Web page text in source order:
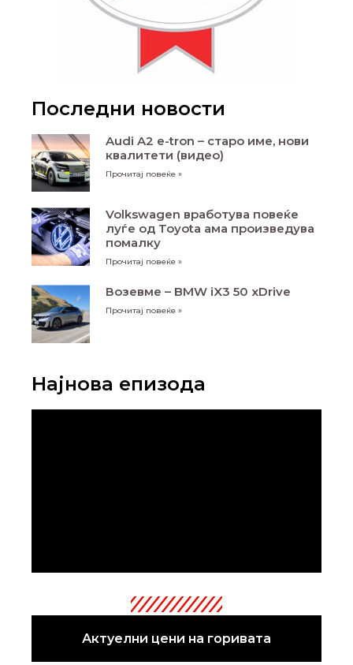
Последни новости
Audi A2 e-tron – старо име, нови
квалитети (видео)
Прочитај повеќе »
Volkswagen вработува повеќе
луѓе од Toyota ама произведува
помалку
Прочитај повеќе »
Возевме – BMW iX3 50 xDrive
Прочитај повеќе »
Најнова епизода
Актуелни цени на горивата